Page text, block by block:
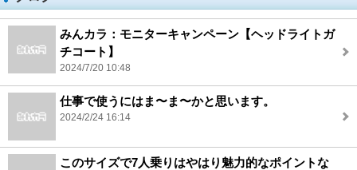
みんカラ：モニターキャンペーン【ヘッドライトガ
チコート】
2024/7/20 10:48
仕事で使うにはま〜ま〜かと思います。
2024/2/24 16:14
このサイズで7人乗りはやはり魅力的なポイントな